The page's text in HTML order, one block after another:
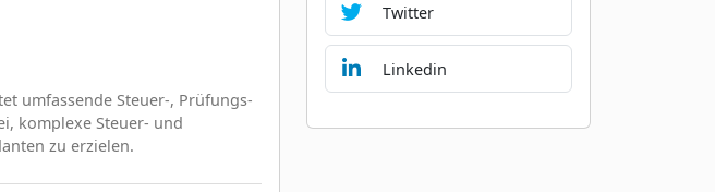
umfassende Steuer-, Prüfungs-
komplexe Steuer- und
zu erzielen.
Twitter
Linkedin